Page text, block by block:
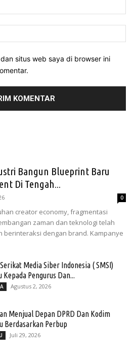
situs web saya di browser ini
Bangun Blueprint Baru
Di Tengah...
0
creator economy, fragmentasi
zaman dan teknologi telah
berinteraksi dengan brand. Kampanye
Media Siber Indonesia ( SMSI)
Kepada Pengurus Dan...
Agustus 2, 2026
Menjual Depan DPRD Dan Kodim
Berdasarkan Perbup
Juli 29, 2026